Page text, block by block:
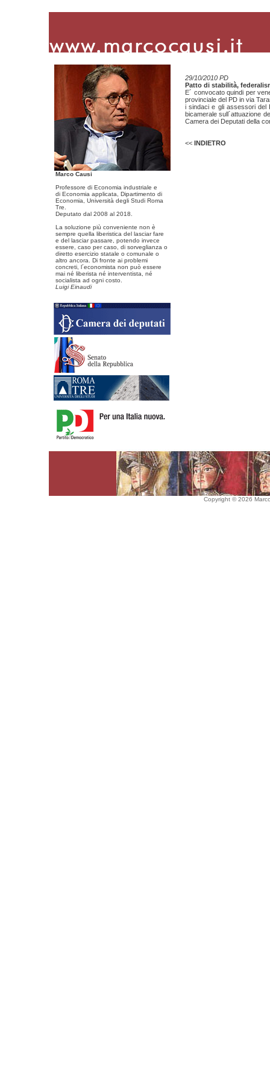
Marco Causi
Professore di Economia industriale e
di Economia applicata, Dipartimento di
Economia, Università degli Studi Roma
Tre.
Deputato dal 2008 al 2018.
La soluzione più conveniente non è
sempre quella liberistica del lasciar fare
e del lasciar passare, potendo invece
essere, caso per caso, di sorveglianza o
diretto esercizio statale o comunale o
altro ancora. Di fronte ai problemi
concreti, l´economista non può essere
mai né liberista né interventista, né
socialista ad ogni costo.
Luigi Einaudi
29/10/2010 PD
Patto di stabilità,
E´ convocato quindi per
provinciale del PD in via
i sindaci e gli assessori del
bicamerale sull´attuazione
Camera dei Deputati della
<< INDIETRO
Copyright © 2026